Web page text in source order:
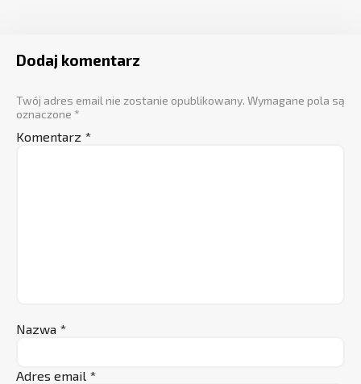
Dodaj komentarz
Twój adres email nie zostanie opublikowany. Wymagane pola są
oznaczone *
Komentarz *
Nazwa *
Adres email *